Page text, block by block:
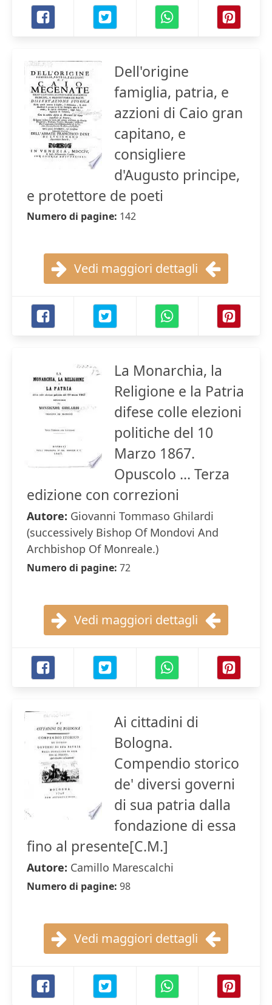
Dell'origine
famiglia, patria, e
azzioni di Caio gran
capitano, e
consigliere
d'Augusto principe,
e protettore de poeti
Numero di pagine: 142
Vedi maggiori dettagli
La Monarchia, la
Religione e la Patria
difese colle elezioni
politiche del 10
Marzo 1867.
Opuscolo ... Terza
edizione con correzioni
Autore: Giovanni Tommaso Ghilardi
(successively Bishop Of Mondovi And
Archbishop Of Monreale.)
Numero di pagine: 72
Vedi maggiori dettagli
Ai cittadini di
Bologna.
Compendio storico
de' diversi governi
di sua patria dalla
fondazione di essa
fino al presente[C.M.]
Autore: Camillo Marescalchi
Numero di pagine: 98
Vedi maggiori dettagli